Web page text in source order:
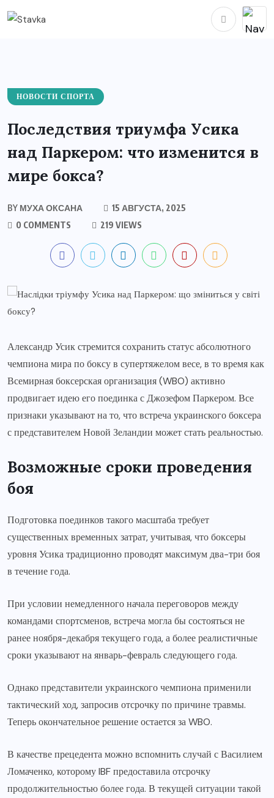
НОВОСТИ СПОРТА
Последствия триумфа Усика
над Паркером: что изменится в
мире бокса?
BY МУХА ОКСАНА
15 АВГУСТА, 2025
0 COMMENTS
219 VIEWS
Александр Усик стремится сохранить статус абсолютного
чемпиона мира по боксу в супертяжелом весе, в то время как
Всемирная боксерская организация (WBO) активно
продвигает идею его поединка с Джозефом Паркером. Все
признаки указывают на то, что встреча украинского боксера
с представителем Новой Зеландии может стать реальностью.
Возможные сроки проведения
боя
Подготовка поединков такого масштаба требует
существенных временных затрат, учитывая, что боксеры
уровня Усика традиционно проводят максимум два-три боя
в течение года.
При условии немедленного начала переговоров между
командами спортсменов, встреча могла бы состояться не
ранее ноября-декабря текущего года, а более реалистичные
сроки указывают на январь-февраль следующего года.
Однако представители украинского чемпиона применили
тактический ход, запросив отсрочку по причине травмы.
Теперь окончательное решение остается за WBO.
В качестве прецедента можно вспомнить случай с Василием
Ломаченко, которому IBF предоставила отсрочку
продолжительностью более года. В текущей ситуации такой